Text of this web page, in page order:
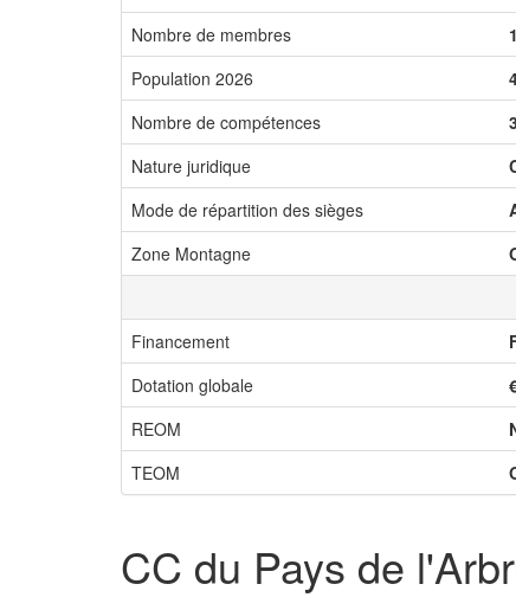
Nombre de membres
Population 2026
Nombre de compétences
Nature juridique
Mode de répartition des sièges
Zone Montagne
Financement
Dotation globale
REOM
TEOM
CC du Pays de